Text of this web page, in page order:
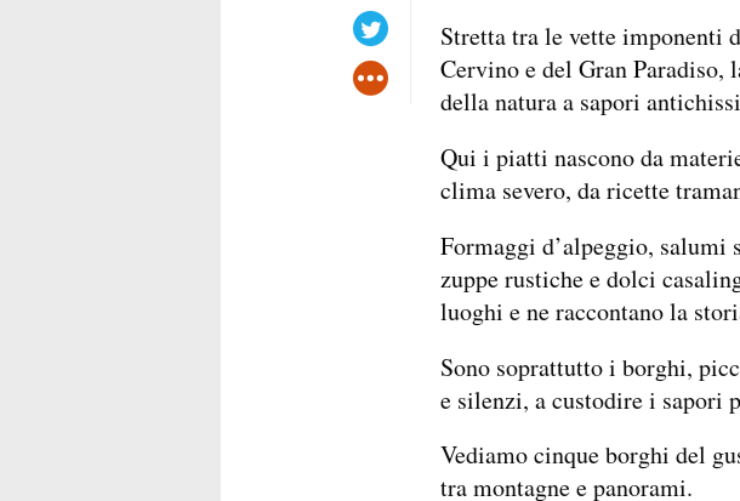
Stretta tra le vette imponenti
Cervino e del Gran Paradiso,
della natura a sapori
Qui i piatti nascono da
clima severo, da ricette
Formaggi d’alpeggio, salumi
zuppe rustiche e dolci
luoghi e ne raccontano la
Sono soprattutto i borghi,
e silenzi, a custodire i sapori
Vediamo cinque borghi del
tra montagne e panorami.